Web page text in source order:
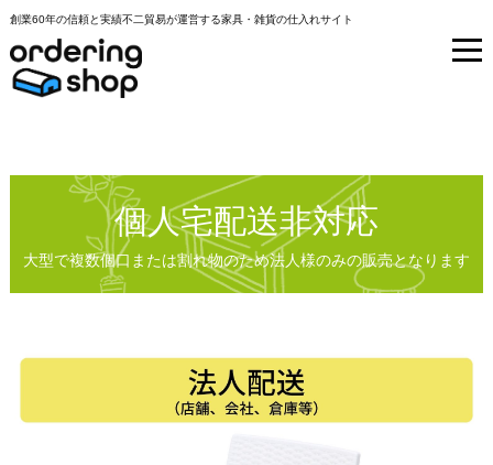
創業60年の信頼と実績不二貿易が運営する家具・雑貨の仕入れサイト
個人宅配送非対応
大型で複数個口または割れ物のため法人様のみの販売となります